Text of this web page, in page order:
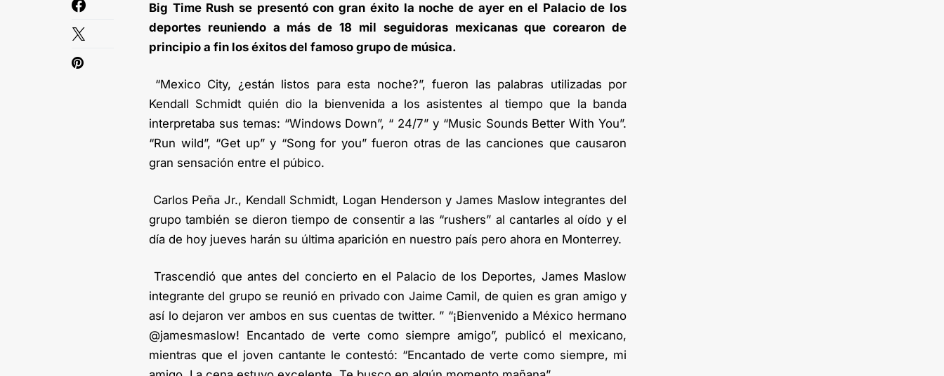
Big Time Rush se presentó con gran éxito la noche de ayer en el Palacio de los
deportes reuniendo a más de 18 mil seguidoras mexicanas que corearon de
principio a fin los éxitos del famoso grupo de música.
“Mexico City, ¿están listos para esta noche?”, fueron las palabras utilizadas por
Kendall Schmidt quién dio la bienvenida a los asistentes al tiempo que la banda
interpretaba sus temas: “Windows Down”, “ 24/7” y “Music Sounds Better With You”.
“Run wild”, “Get up” y “Song for you” fueron otras de las canciones que causaron
gran sensación entre el púbico.
Carlos Peña Jr., Kendall Schmidt, Logan Henderson y James Maslow integrantes del
grupo también se dieron tiempo de consentir a las “rushers” al cantarles al oído y el
día de hoy jueves harán su última aparición en nuestro país pero ahora en Monterrey.
Trascendió que antes del concierto en el Palacio de los Deportes, James Maslow
integrante del grupo se reunió en privado con Jaime Camil, de quien es gran amigo y
así lo dejaron ver ambos en sus cuentas de twitter. ” “¡Bienvenido a México hermano
@jamesmaslow! Encantado de verte como siempre amigo”, publicó el mexicano,
mientras que el joven cantante le contestó: “Encantado de verte como siempre, mi